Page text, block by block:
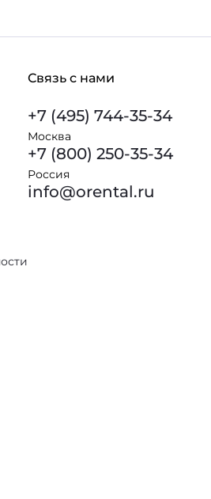
Связь с нами
+7 (495) 744-35-34
Москва
+7 (800) 250-35-34
Россия
info@orental.ru